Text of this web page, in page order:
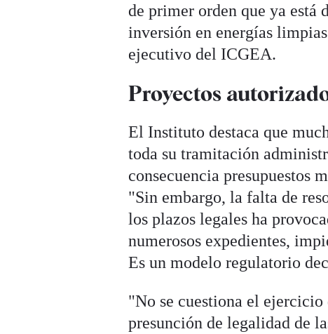
de primer orden que ya está
inversión en energías
ejecutivo del ICGEA.
Proyectos
El Instituto destaca que
toda su tramitación
consecuencia presupuestos
"Sin embargo, la falta de
los plazos legales ha
numerosos expedientes,
Es un modelo regulatorio
"No se cuestiona el
presunción de legalidad de